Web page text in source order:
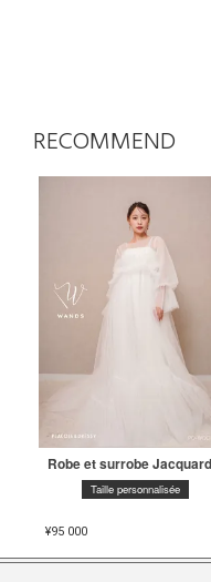
RECOMMEND
Taille personnalisée
¥95 000